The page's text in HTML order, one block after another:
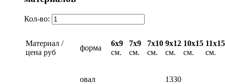
Кол-во:
Материал /
цена руб
форма
6х9
см.
7х9
см.
7х10
см.
9х12
см.
10х15
см.
11х15
см.
овал
1330